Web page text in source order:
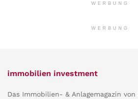
WERBUNG
WERBUNG
immobilien investment
Das Immobilien- & Anlagemagazin von